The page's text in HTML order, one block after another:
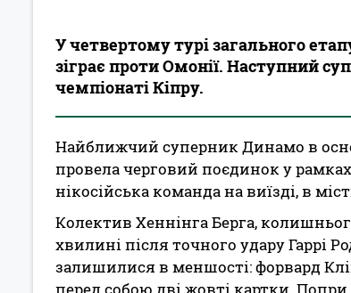
У четвертому турі загального
зіграє проти Омонії. Наступний
чемпіонаті Кіпру.
Найближчий суперник Динамо в
провела черговий поєдинок у
нікосійська команда на виїзді, в
Колектив Хеннінга Берга,
хвилині після точного удару Гаррі
залишилися в меншості: форвард